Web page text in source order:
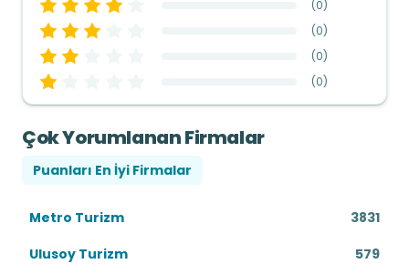
(0)
(0)
(0)
(0)
Çok Yorumlanan Firmalar
Puanları En İyi Firmalar
Metro Turizm
3831
Ulusoy Turizm
579